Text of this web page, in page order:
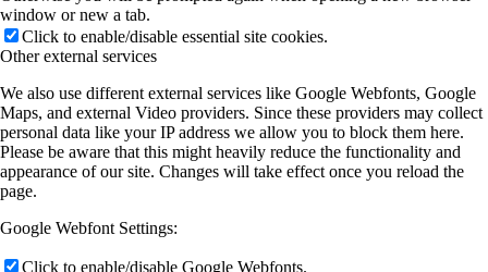
window or new a tab.
Click to enable/disable essential site cookies.
Other external services
We also use different external services like Google Webfonts, Google
Maps, and external Video providers. Since these providers may collect
personal data like your IP address we allow you to block them here.
Please be aware that this might heavily reduce the functionality and
appearance of our site. Changes will take effect once you reload the
page.
Google Webfont Settings:
Click to enable/disable Google Webfonts.